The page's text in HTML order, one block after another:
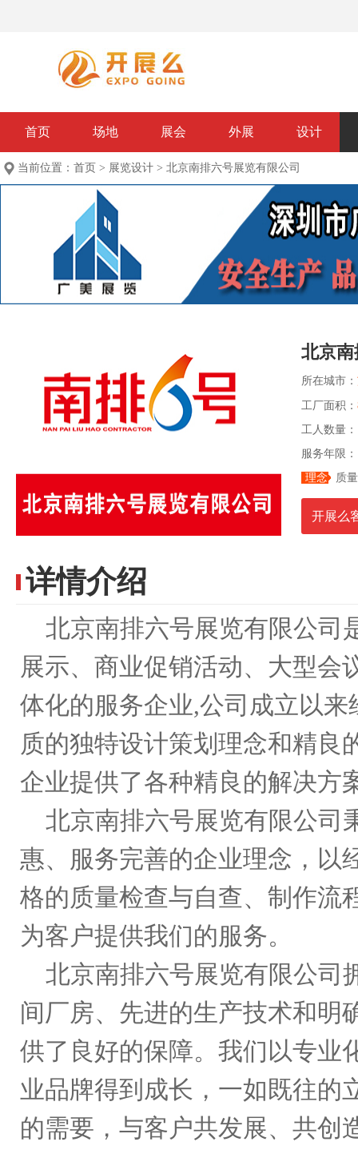
首页 场地 展会 外展 设计
当前位置： 首页 > 展览设计 > 北京南排六号展览有限公司
北京
所在城市：
工厂面积：
工人数量
服务年限
理念
质
开展么
详情介绍
北京南排六号展览有限公司
展示、商业促销活动、大型会
体化的服务企业,公司成立以
质的独特设计策划理念和精良
企业提供了各种精良的解决方
北京南排六号展览有限公司
惠、服务完善的企业理念，以
格的质量检查与自查、制作流
为客户提供我们的服务。
北京南排六号展览有限公司
间厂房、先进的生产技术和明
供了良好的保障。我们以专业
业品牌得到成长，一如既往的
的需要，与客户共发展、共创